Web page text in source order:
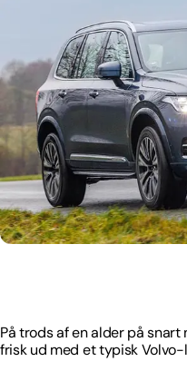
På trods af en alder på
frisk ud med et typisk